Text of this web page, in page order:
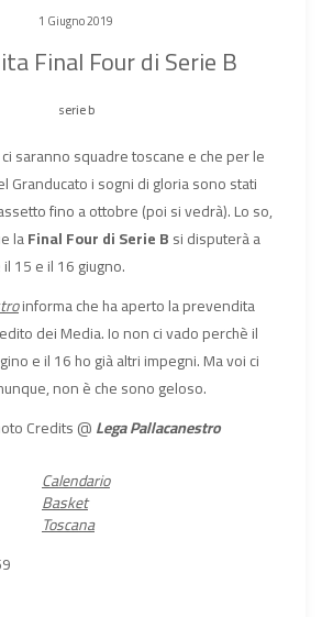
1 Giugno 2019
Final Four di Serie B
serie b
saranno squadre toscane e che per le
Granducato i sogni di gloria sono stati
fino a ottobre (poi si vedrà). Lo so,
laFinal Four di Serie Bsi disputerà a
15 e il 16 giugno.
informa che ha aperto la prevendita
dei Media. Io non ci vado perchè il
e il 16 ho già altri impegni. Ma voi ci
non è che sono geloso.
Credits @Lega Pallacanestro
Calendario
Basket
Toscana